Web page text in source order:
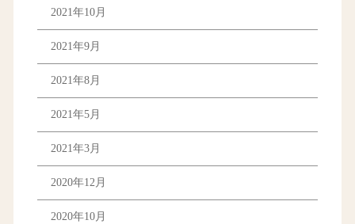
2021年10月
2021年9月
2021年8月
2021年5月
2021年3月
2020年12月
2020年10月